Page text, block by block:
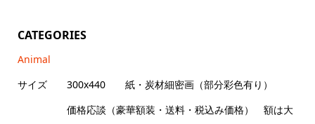
CATEGORIES
Animal
サイズ 300x440 紙・炭材細密画（部分彩色有り）
価格応談（豪華額装・送料・税込み価格） 額は大